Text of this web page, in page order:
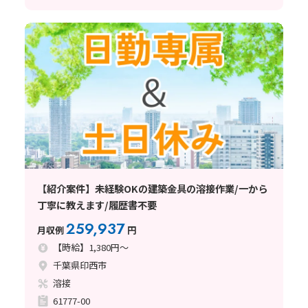
【紹介案件】未経験OKの建築金具の溶接作業/一から
丁寧に教えます/履歴書不要
月収例259,937 円
【時給】1,380円～
千葉県印西市
溶接
61777-00